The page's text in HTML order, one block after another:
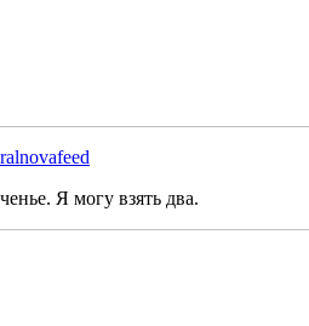
Я могу взять два.